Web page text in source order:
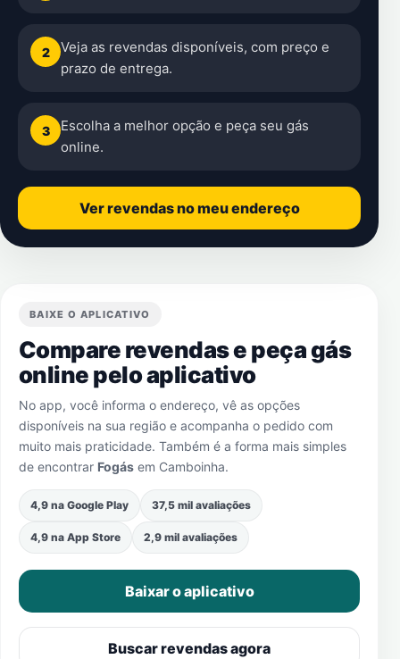
2
Veja as revendas disponíveis, com preço e
prazo de entrega.
3
Escolha a melhor opção e peça seu gás
online.
Ver revendas no meu endereço
BAIXE O APLICATIVO
Compare revendas e peça gás
online pelo aplicativo
No app, você informa o endereço, vê as opções
disponíveis na sua região e acompanha o pedido com
muito mais praticidade. Também é a forma mais simples
de encontrar Fogás em Camboinha.
4,9 na Google Play 37,5 mil avaliações
4,9 na App Store 2,9 mil avaliações
Baixar o aplicativo
Buscar revendas agora